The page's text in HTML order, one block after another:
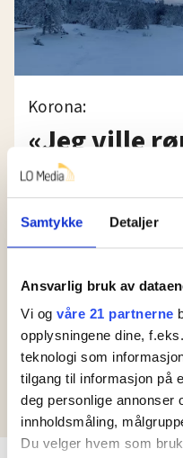
Samtykke Detaljer
Ansvarlig bruk av
Vi og våre 21 partnerne
opplysningene dine,
teknologi som
tilgang til informasjon på
deg personlige annonser
innholdsmåling,
Du velger hvem som
Korona:
«Jeg ville
Barna satte
skriver
Odland